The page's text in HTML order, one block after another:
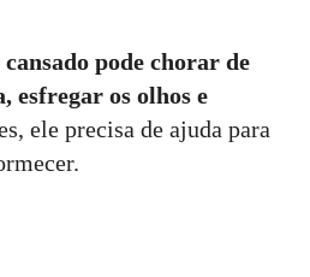
pode chorar de
esfregar os olhos e
ele precisa de ajuda para